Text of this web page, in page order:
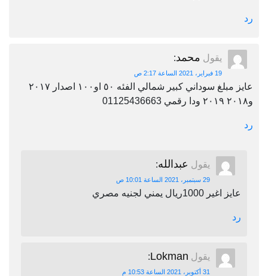
رد
يقول محمد:
19 فبراير، 2021 الساعة 2:17 ص
عايز مبلغ سوداني كبير شمالي الفئه ٥٠ او١٠٠ اصدار ٢٠١٧
و٢٠١٨ ٢٠١٩ ودا رقمي 01125436663
رد
يقول عبدالله:
29 سبتمبر، 2021 الساعة 10:01 ص
عايز اغير 1000ريال يمني لجنيه مصري
رد
يقول Lokman
:
31 أكتوبر، 2021 الساعة 10:53 م